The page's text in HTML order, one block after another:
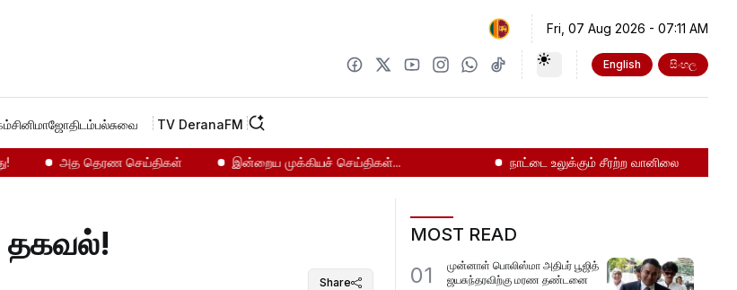
Fri, 07 Aug 2026 - 07:11 AM
English සිංහල
சினிமாஜோதிடம்பல்சுவை TV DeranaFM
அத தெரண செய்திகள் இன்றைய முக்கியச் செய்திகள்... நாட்டை உலுக்கும் சீரற்ற வானிலை
தகவல்!
Share
MOST READ
01
முன்னாள் பொலிஸ்மா அதிபர் பூஜித்
ஜயசுந்தரவிற்கு மரண தண்டனை